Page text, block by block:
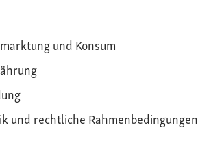
und Konsum
und rechtliche Rahmenbedingungen